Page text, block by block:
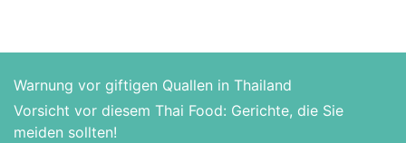
Warnung vor giftigen Quallen in Thailand
Vorsicht vor diesem Thai Food: Gerichte, die Sie
meiden sollten!